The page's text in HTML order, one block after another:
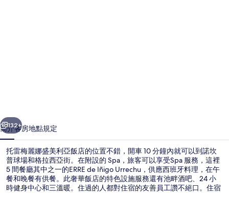
利
亞
飯
店
的
個 下一個
132+
簡介客房地點規定
托雷梅麗娜盛美利亞飯店的位置不錯，開車 10 分鐘內就可以到諾坎
普球場和格拉西亞街。在附設的 Spa，旅客可以享受Spa 服務，這裡
5 間餐廳其中之一的ERRE de Iñigo Urrechu，供應西班牙料理，在午
餐和晚餐有供餐。此奢華飯店的特色設施服務還有池畔酒吧、24 小
時健身中心和三溫暖。住過的人都對住宿的友善員工讚不絕口。住宿